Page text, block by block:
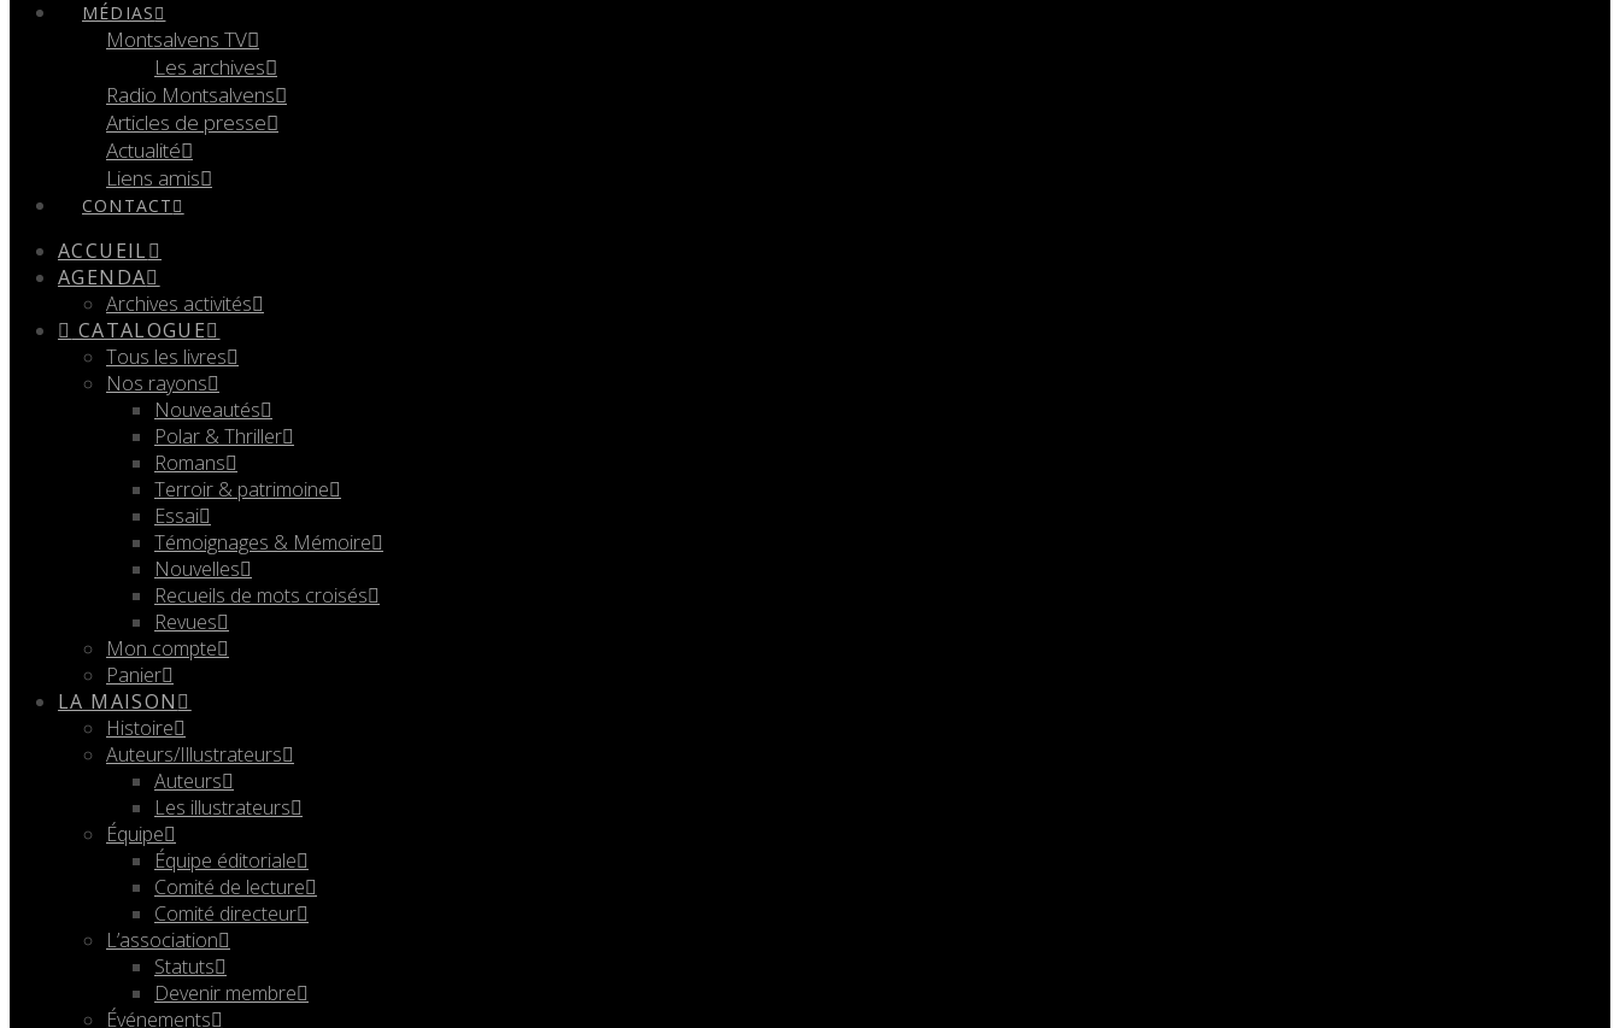
MÉDIAS
Montsalvens TV
Les archives
Radio Montsalvens
Articles de presse
Actualité
Liens amis
CONTACT
ACCUEIL
AGENDA
Archives activités
CATALOGUE
Tous les livres
Nos rayons
Nouveautés
Polar & Thriller
Romans
Terroir & patrimoine
Essai
Témoignages & Mémoire
Nouvelles
Recueils de mots croisés
Revues
Mon compte
Panier
LA MAISON
Histoire
Auteurs/Illustrateurs
Auteurs
Les illustrateurs
Équipe
Équipe éditoriale
Comité de lecture
Comité directeur
L’association
Statuts
Devenir membre
Événements